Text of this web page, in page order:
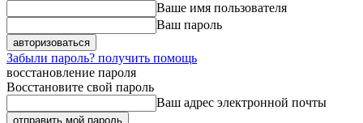
Ваше имя пользователя
Ваш пароль
Забыли пароль? получить помощь
восстановление пароля
Восстановите свой пароль
Ваш адрес электронной почты